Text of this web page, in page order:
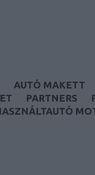
AUTÓ MAKETT
PARTNERS